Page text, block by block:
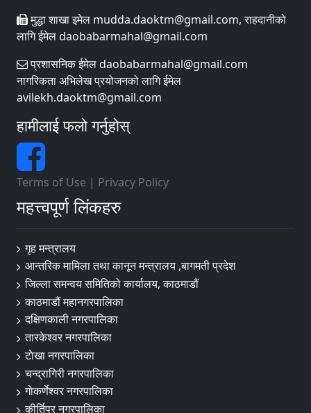
मुद्धा शाखा इमेल mudda.daoktm@gmail.com, राहदानीको
लागि ईमेल daobabarmahal@gmail.com
प्रशासनिक ईमेल daobabarmahal@gmail.com
नागरिकता अभिलेख प्रयोजनको लागि ईमेल
avilekh.daoktm@gmail.com
हामीलाई फलो गर्नुहोस्
Terms of Use | Privacy Policy
महत्त्वपूर्ण लिंकहरु
गृह मन्त्रालय
आन्तरिक मामिला तथा कानून मन्त्रालय ,बागमती प्रदेश
जिल्ला समन्वय समितिको कार्यालय, काठमाडौं
काठमाडौं महानगरपालिका
दक्षिणकाली नगरपालिका
तारकेश्वर नगरपालिका
टाेखा नगरपालिका
चन्द्रागिरी नगरपालिका
गाेकर्णेश्वर नगरपालिका
कीर्तिपुर नगरपालिका